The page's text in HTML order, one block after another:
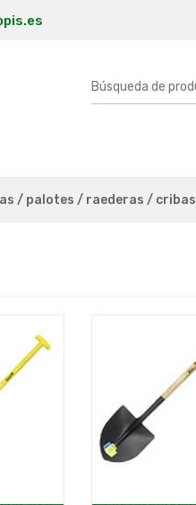
/ palotes / raederas / cribas